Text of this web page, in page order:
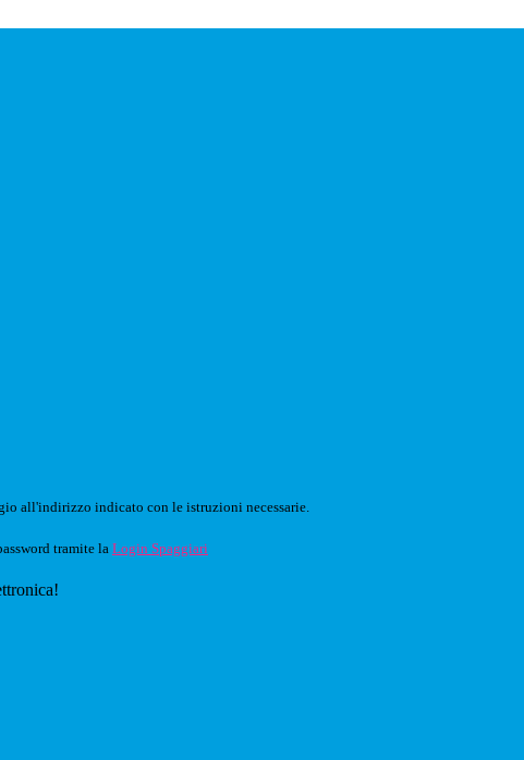
all'indirizzo indicato con le istruzioni necessarie.
tramite la Login Spaggiari